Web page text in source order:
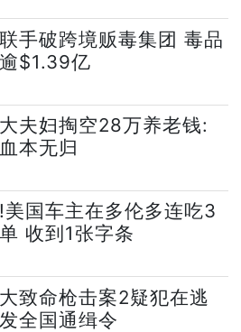
手破跨境贩毒集团 毒品
$1.39亿
夫妇掏空28万养老钱:
本无归
美国车主在多伦多连吃3
收到1张字条
致命枪击案2疑犯在逃
全国通缉令